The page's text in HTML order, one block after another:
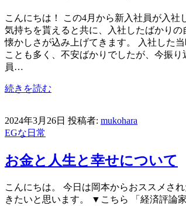
こんにちは！ この4月から新入社員が入社
気持ちを貰えると共に、入社したばかりの
懐かしさが込み上げてきます。 入社した
ことも多く、不安ばかりでしたが、今振り
員…
続きを読む
2024年3月26日 投稿者: mukohara
EGな日常
お金と人生と幸せについて
こんにちは。 今日は岡本からおススメさ
きたいと思います。 ▼こちら 「経済評論